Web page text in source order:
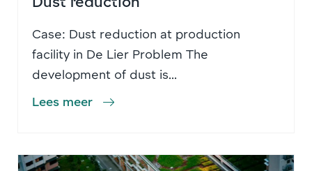
Case: Dust reduction at production
facility in De Lier Problem The
development of dust is...
Lees meer